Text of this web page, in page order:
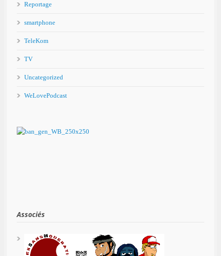
Reportage
smartphone
TeleKom
TV
Uncategorized
WeLovePodcast
Associés